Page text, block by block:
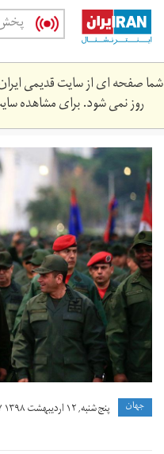
Skip
main
content
شما صفحه ای از سایت قدیمی ایران
روز نمی شود. برای مشاهده
main.jpg
جهان پنج شنبه, ۱۲ اردیبهشت ۱۳۹۸ ۱۹:۱۷